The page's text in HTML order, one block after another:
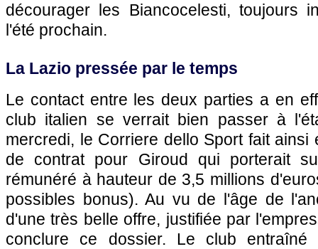
décourager les Biancocelesti, toujours
l'été prochain.
La Lazio pressée par le temps
Le contact entre les deux parties a en
club italien se verrait bien passer à
mercredi, le Corriere dello Sport fait ainsi
de contrat pour Giroud qui porterait
rémunéré à hauteur de 3,5 millions
possibles bonus). Au vu de l'âge de
d'une très belle offre, justifiée par
conclure ce dossier. Le club entraîné